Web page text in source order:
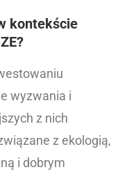
kontekście
wyzwania i
z nich
z ekologią,
i dobrym